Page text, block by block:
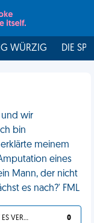
WÜRZIG DIE
und wir
bin
meinem
eines
Mann, der nicht
es nach?' FML
DU HAST ES VERDIENT 0